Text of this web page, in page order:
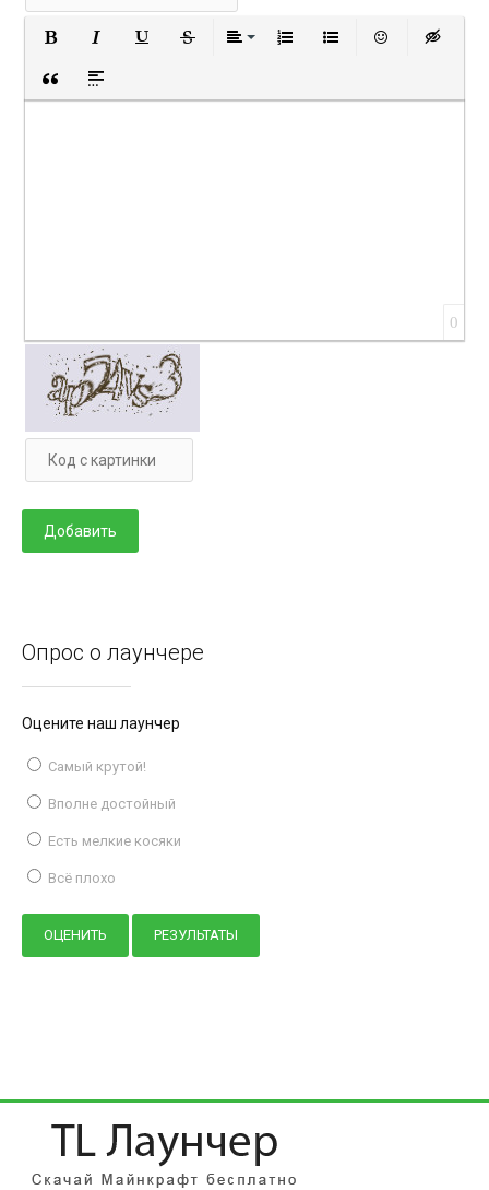
Вставка цитаты
Вставка спойлера
0
Опрос о лаунчере
Оцените наш лаунчер
Самый крутой!
Вполне достойный
Есть мелкие косяки
Всё плохо